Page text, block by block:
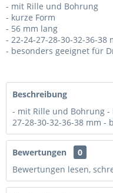
- mit Rille und Bohrung
- kurze Form
- 56 mm lang
- 22-24-27-28-30-32-36-38
- besonders geeignet für
Beschreibung
- mit Rille und Bohrung -
27-28-30-32-36-38 mm -
Bewertungen
0
Bewertungen lesen,